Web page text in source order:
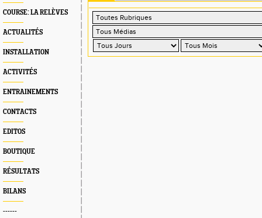
COURSE: LA RELÈVES
ACTUALITÉS
INSTALLATION
ACTIVITÉS
ENTRAINEMENTS
CONTACTS
EDITOS
BOUTIQUE
RÉSULTATS
BILANS
------